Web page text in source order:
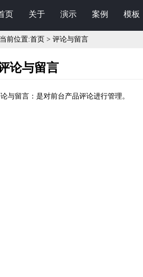
页 关于 演示 案例 模板
当前位置:首页 > 评论与留言
论与留言
与留言：是对前台产品评论进行管理。